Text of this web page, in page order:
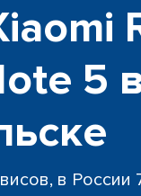
5
в России